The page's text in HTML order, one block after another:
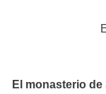
El monasterio